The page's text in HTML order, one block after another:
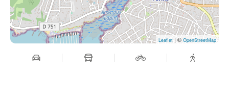
Leaflet | © OpenStreetMap